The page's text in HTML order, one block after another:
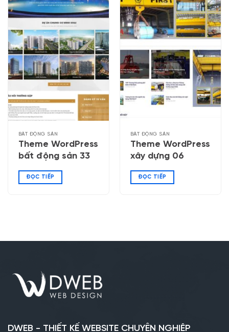
BẤT ĐỘNG SẢN
Theme WordPress
bất động sản 33
ĐỌC TIẾP
BẤT ĐỘNG SẢN
Theme WordPress
xây dựng 06
ĐỌC TIẾP
DWEB - THIẾT KẾ WEBSITE CHUYÊN NGHIỆP